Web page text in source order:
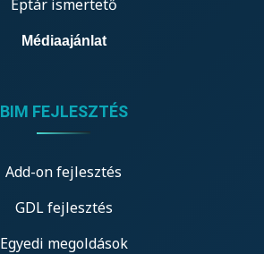
Éptár ismertető
Médiaajánlat
BIM FEJLESZTÉS
Add-on fejlesztés
GDL fejlesztés
Egyedi megoldások